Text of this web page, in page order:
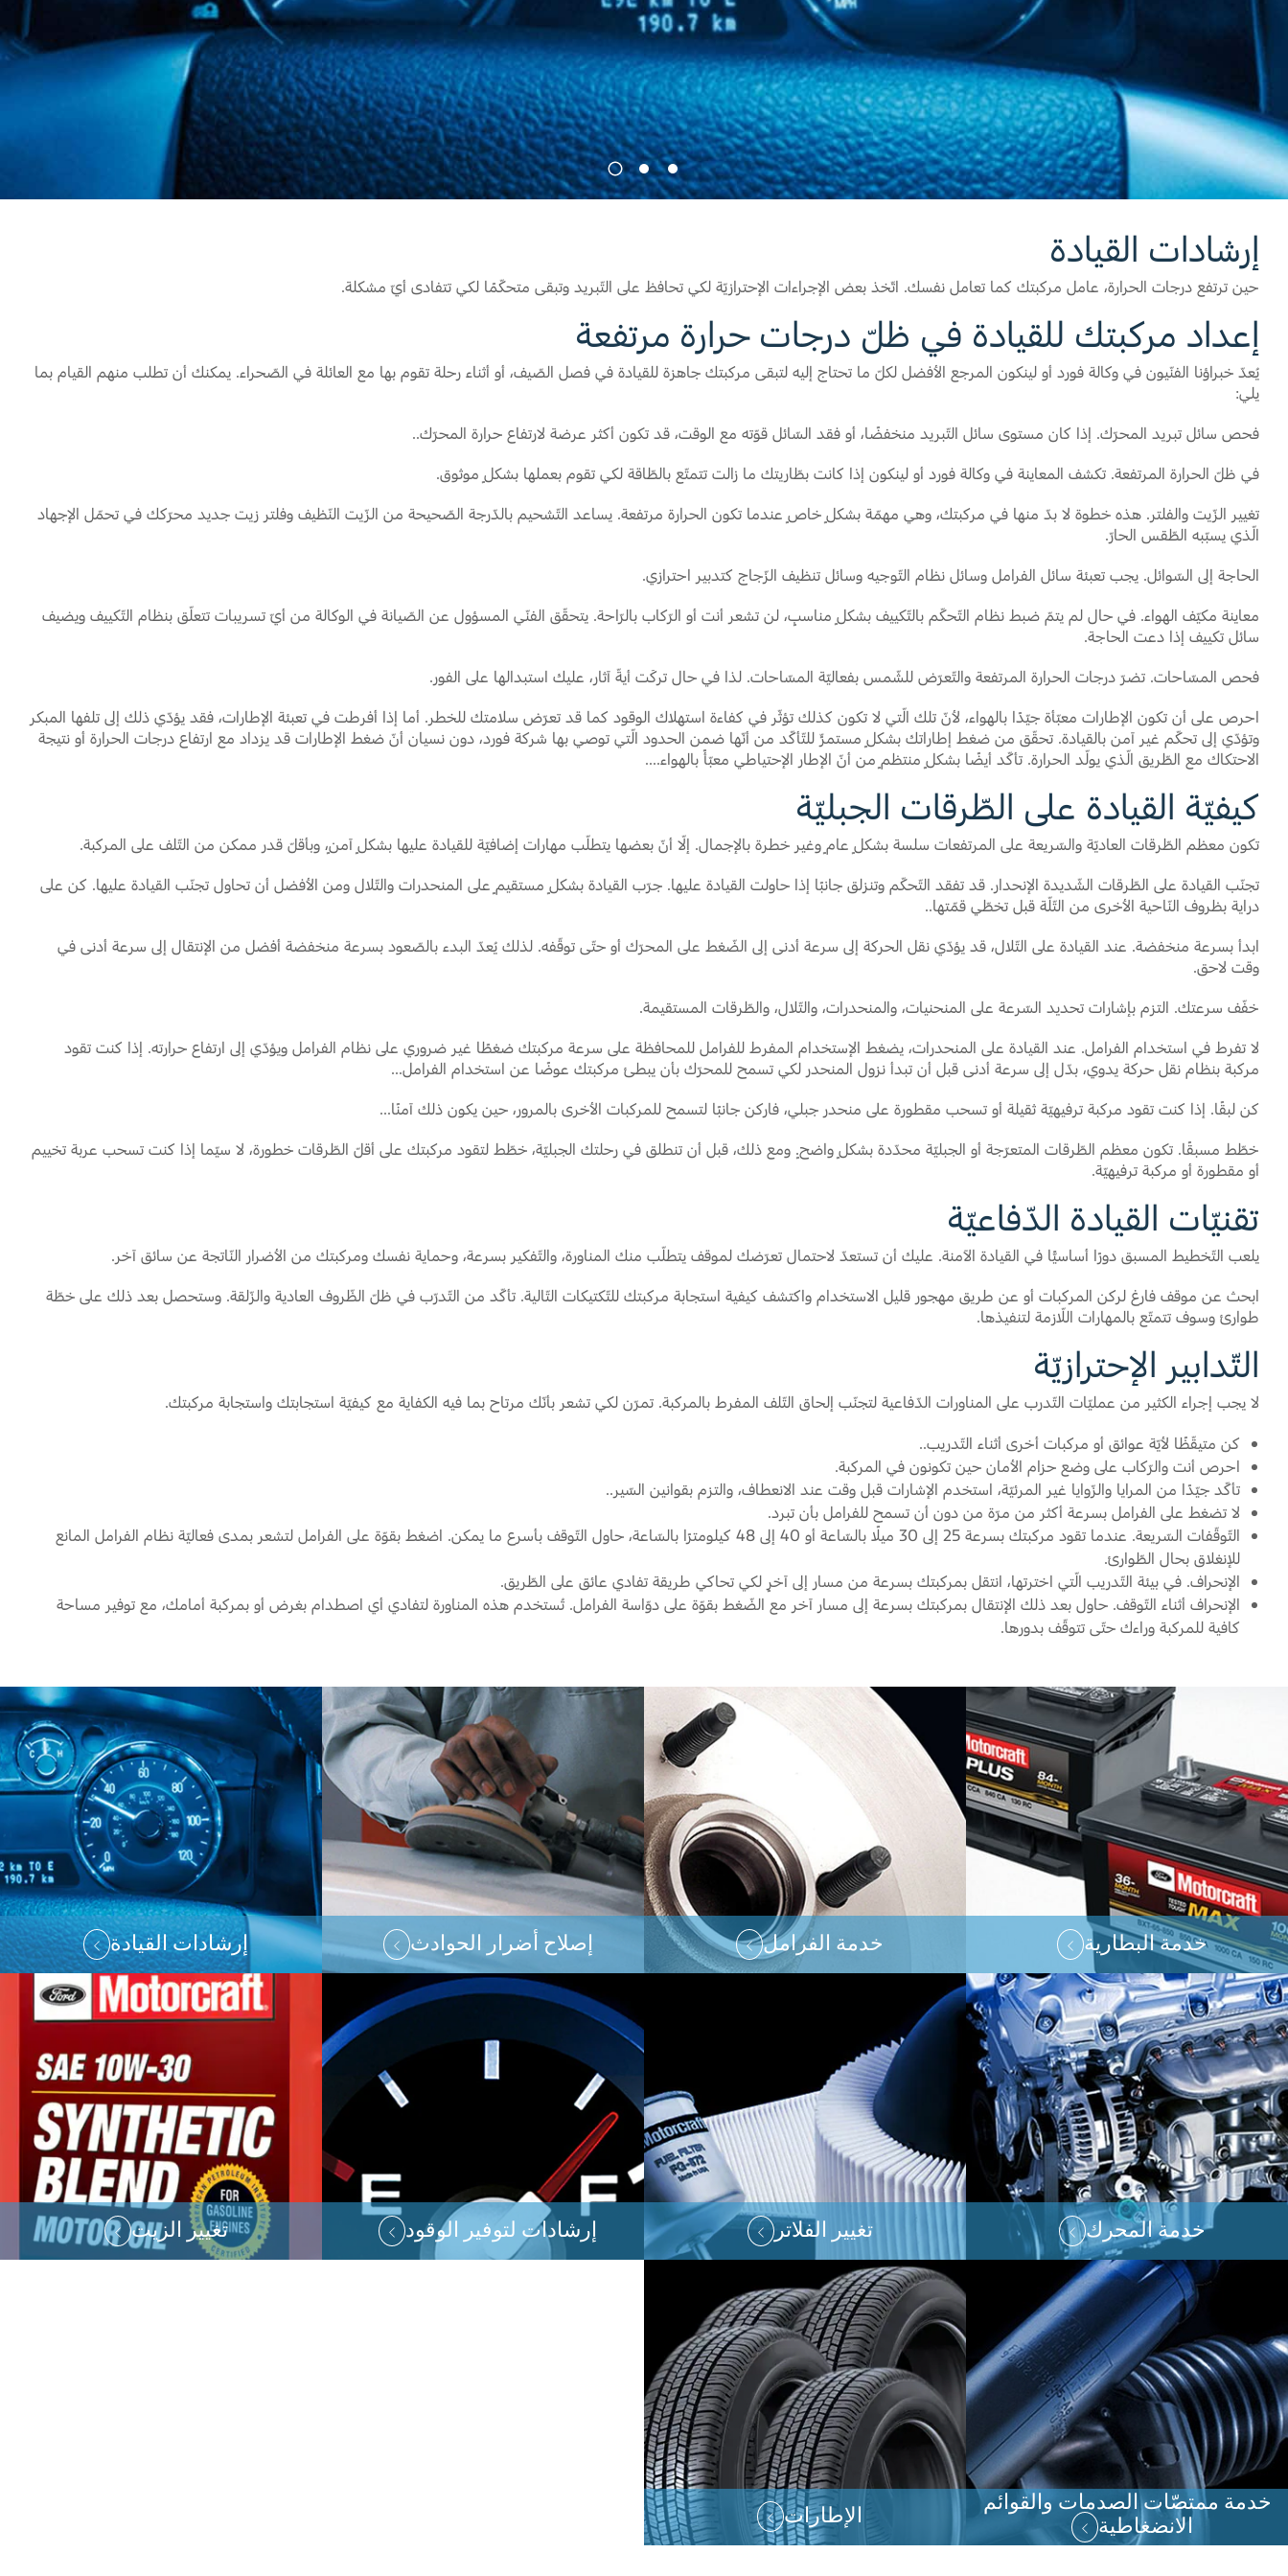
Jordan
Kuwait
Lebanon
Oman
Qatar
Saudi Arabia
United Arab Emirates
الكويت
لبنان
سلطنة عمان
قطر
‫المملكة العربية السعودية‬
الامارات العربية المتحدة
قطع غيار فورد الأصلية
البحث عن الوكيل
الأسئلة الشائعة
1 2 3
إرشادات القيادة
حين ترتفع درجات الحرارة، عامل مركبتك كما تعامل نفسك. اتّخذ بعض الإجراءات الإحترازيّة لكي تحافظ على التّبريد وتبقى متحكّمًا لكي تتفادى أيّ مشكلة.
إعداد مركبتك للقيادة في ظلّ درجات حرارة مرتفعة
يُعدّ خبراؤنا الفنّيون في وكالة فورد أو لينكون المرجع الأفضل لكلّ ما تحتاج إليه لتبقى مركبتك جاهزة للقيادة في فصل الصّيف، أو أثناء رحلة تقوم بها مع العائلة في الصّحراء. يمكنك أن تطلب منهم القيام بما
يلي:
فحص سائل تبريد المحرّك. إذا كان مستوى سائل التّبريد منخفضًا، أو فقد السّائل قوّته مع الوقت، قد تكون أكثر عرضة لارتفاع حرارة المحرّك..
في ظلّ الحرارة المرتفعة. تكشف المعاينة في وكالة فورد أو لينكون إذا كانت بطّاريتك ما زالت تتمتّع بالطّاقة لكي تقوم بعملها بشكلٍ موثوق.
تغيير الزّيت والفلتر. هذه خطوة لا بدّ منها في مركبتك، وهي مهمّة بشكلٍ خاصٍ عندما تكون الحرارة مرتفعة. يساعد التّشحيم بالدّرجة الصّحيحة من الزّيت النّظيف وفلتر زيت جديد محرّكك في تحمّل الإجهاد
الّذي يسبّبه الطّقس الحارّ.
الحاجة إلى السّوائل. يجب تعبئة سائل الفرامل وسائل نظام التّوجيه وسائل تنظيف الزّجاج كتدبير احترازي.
معاينة مكيّف الهواء. في حال لم يتمّ ضبط نظام التّحكّم بالتّكييف بشكلٍ مناسبٍ، لن تشعر أنت أو الرّكاب بالرّاحة. يتحقّق الفنّي المسؤول عن الصّيانة في الوكالة من أيّ تسريبات تتعلّق بنظام التّكييف ويضيف
سائل تكييف إذا دعت الحاجة.
فحص المسّاحات. تضرّ درجات الحرارة المرتفعة والتّعرّض للشّمس بفعاليّة المسّاحات. لذا في حال تركَت أيةّ آثار، عليك استبدالها على الفور.
احرص على أن تكون الإطارات معبّأة جيّدًا بالهواء، لأنّ تلك الّتي لا تكون كذلك تؤثّر في كفاءة استهلاك الوقود كما قد تعرّض سلامتك للخطر. أما إذا أفرطت في تعبئة الإطارات، فقد يؤدّي ذلك إلى تلفها المبكر
وتؤدّي إلى تحكّم غير آمن بالقيادة. تحقّق من ضغط إطاراتك بشكلٍ مستمرٍّ للتّأكّد من أنّها ضمن الحدود الّتي توصي بها شركة فورد، دون نسيان أنّ ضغط الإطارات قد يزداد مع ارتفاع درجات الحرارة أو نتيجة
الاحتكاك مع الطّريق الّذي يولّد الحرارة. تأكّد أيضًا بشكلٍ منتظمٍ من أنّ الإطار الإحتياطي معبّأً بالهواء....
كيفيّة القيادة على الطّرقات الجبليّة
تكون معظم الطّرقات العاديّة والسّريعة على المرتفعات سلسة بشكلٍ عامٍ وغير خطرة بالإجمال. إلّا أنّ بعضها يتطلّب مهارات إضافيّة للقيادة عليها بشكلٍ آمنٍ، وبأقلّ قدر ممكن من التّلف على المركبة.
تجنّب القيادة على الطّرقات الشّديدة الإنحدار. قد تفقد التّحكّم وتنزلق جانبًا إذا حاولت القيادة عليها. جرّب القيادة بشكلٍ مستقيمٍ على المنحدرات والتّلال ومن الأفضل أن تحاول تجنّب القيادة عليها. كن على
دراية بظروف النّاحية الأخرى من التّلّة قبل تخطّي قمّتها..
ابدأ بسرعة منخفضة. عند القيادة على التّلال، قد يؤدّي نقل الحركة إلى سرعة أدنى إلى الضّغط على المحرّك أو حتّى توقّفه. لذلك يُعدّ البدء بالصّعود بسرعة منخفضة أفضل من الإنتقال إلى سرعة أدنى في
وقت لاحق.
خفّف سرعتك. التزم بإشارات تحديد السّرعة على المنحنيات، والمنحدرات، والتّلال، والطّرقات المستقيمة.
لا تفرط في استخدام الفرامل. عند القيادة على المنحدرات، يضغط الإستخدام المفرط للفرامل للمحافظة على سرعة مركبتك ضغطًا غير ضروري على نظام الفرامل ويؤدّي إلى ارتفاع حرارته. إذا كنت تقود
مركبة بنظام نقل حركة يدوي، بدّل إلى سرعة أدنى قبل أن تبدأ نزول المنحدر لكي تسمح للمحرّك بأن يبطئ مركبتك عوضًا عن استخدام الفرامل...
كن لبقًا. إذا كنت تقود مركبة ترفيهيّة ثقيلة أو تسحب مقطورة على منحدر جبلي، فاركن جانبًا لتسمح للمركبات الأخرى بالمرور، حين يكون ذلك آمنًا...
خطّط مسبقًا. تكون معظم الطّرقات المتعرّجة أو الجبليّة محدّدة بشكلٍ واضحٍ. ومع ذلك، قبل أن تنطلق في رحلتك الجبليّة، خطّط لتقود مركبتك على أقلّ الطّرقات خطورة، لا سيّما إذا كنت تسحب عربة تخييم
أو مقطورة أو مركبة ترفيهيّة.
تقنيّات القيادة الدّفاعيّة
يلعب التّخطيط المسبق دورًا أساسيًّا في القيادة الآمنة. عليك أن تستعدّ لاحتمال تعرّضك لموقف يتطلّب منك المناورة، والتّفكير بسرعة، وحماية نفسك ومركبتك من الأضرار النّاتجة عن سائق آخر.
ابحث عن موقف فارغ لركن المركبات أو عن طريق مهجور قليل الاستخدام واكتشف كيفية استجابة مركبتك للتّكتيكات التّالية. تأكّد من التّدرّب في ظلّ الظّروف العادية والزّلقة. وستحصل بعد ذلك على خطّة
طوارئ وسوف تتمتّع بالمهارات اللّازمة لتنفيذها.
التّدابير الإحترازيّة
لا يجب إجراء الكثير من عمليّات التّدرب على المناورات الدّفاعية لتجنّب إلحاق التّلف المفرط بالمركبة. تمرّن لكي تشعر بأنّك مرتاح بما فيه الكفاية مع كيفيّة استجابتك واستجابة مركبتك.
كن متيقّظًا لأيّة عوائق أو مركبات أخرى أثناء التّدريب..
احرص أنت والرّكاب على وضع حزام الأمان حين تكونون في المركبة.
تأكّد جيّدًا من المرايا والزّوايا غير المرئيّة، استخدم الإشارات قبل وقت عند الانعطاف، والتزم بقوانين السّير..
لا تضغط على الفرامل بسرعة أكثر من مرّة من دون أن تسمح للفرامل بأن تبرد.
التّوقّفات السّريعة. عندما تقود مركبتك بسرعة 25 إلى 30 ميلًا بالسّاعة أو 40 إلى 48 كيلومترًا بالسّاعة، حاول التّوقف بأسرع ما يمكن. اضغط بقوّة على الفرامل لتشعر بمدى فعاليّة نظام الفرامل المانع
للإنغلاق بحال الطّوارئ.
الإنحراف. في بيئة التّدريب الّتي اخترتها، انتقل بمركبتك بسرعة من مسار إلى آخرٍ لكي تحاكي طريقة تفادي عائق على الطّريق.
الإنحراف أثناء التّوقف. حاول بعد ذلك الإنتقال بمركبتك بسرعة إلى مسار آخر مع الضّغط بقوّة على دوّاسة الفرامل. تُستخدم هذه المناورة لتفادي أي اصطدام بغرض أو بمركبة أمامك، مع توفير مساحة
كافية للمركبة وراءك حتّى تتوقّف بدورها.
خدمة البطارية خدمة الفرامل إصلاح أضرار الحوادث إرشادات القيادة
خدمة المحرك تغيير الفلاتر إرشادات لتوفير الوقود تغيير الزيت
خدمة ممتصّات الصدمات والقوائم
الانضغاطية
الإطارات